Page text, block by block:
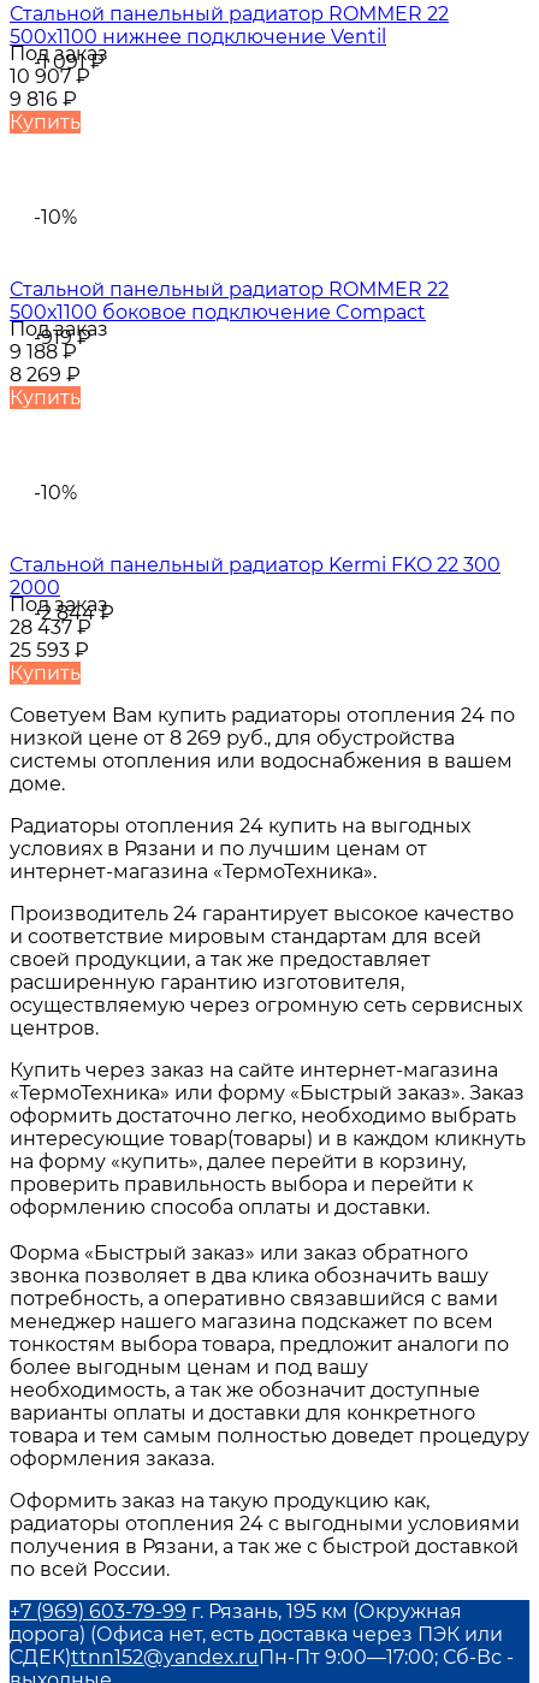
-1 091₽
Стальной панельный радиатор ROMMER 22
500х1100 нижнее подключение Ventil
Под заказ
10 907₽
9 816 ₽
Купить
-10%
-919₽
Стальной панельный радиатор ROMMER 22
500х1100 боковое подключение Compact
Под заказ
9 188₽
8 269 ₽
Купить
-10%
-2 844₽
Стальной панельный радиатор Kermi FKO 22 300
2000
Под заказ
28 437 ₽
25 593 ₽
Купить
Советуем Вам купить радиаторы отопления 24 по
низкой цене от 8 269 руб., для обустройства
системы отопления или водоснабжения в вашем
доме.
Радиаторы отопления 24 купить на выгодных
условиях в Рязани и по лучшим ценам от
интернет-магазина «ТермоТехника».
Производитель 24 гарантирует высокое качество
и соответствие мировым стандартам для всей
своей продукции, а так же предоставляет
расширенную гарантию изготовителя,
осуществляемую через огромную сеть сервисных
центров.
Купить через заказ на сайте интернет-магазина
«ТермоТехника» или форму «Быстрый заказ». Заказ
оформить достаточно легко, необходимо выбрать
интересующие товар(товары) и в каждом кликнуть
на форму «купить», далее перейти в корзину,
проверить правильность выбора и перейти к
оформлению способа оплаты и доставки.
Форма «Быстрый заказ» или заказ обратного
звонка позволяет в два клика обозначить вашу
потребность, а оперативно связавшийся с вами
менеджер нашего магазина подскажет по всем
тонкостям выбора товара, предложит аналоги по
более выгодным ценам и под вашу
необходимость, а так же обозначит доступные
варианты оплаты и доставки для конкретного
товара и тем самым полностью доведет процедуру
оформления заказа.
Оформить заказ на такую продукцию как,
радиаторы отопления 24 с выгодными условиями
получения в Рязани, а так же с быстрой доставкой
по всей России.
+7 (969) 603-79-99 г. Рязань, 195 км (Окружная
дорога) (Офиса нет, есть доставка через ПЭК или
СДЕК)ttnn152@yandex.ruПн-Пт 9:00—17:00; Сб-Вс -